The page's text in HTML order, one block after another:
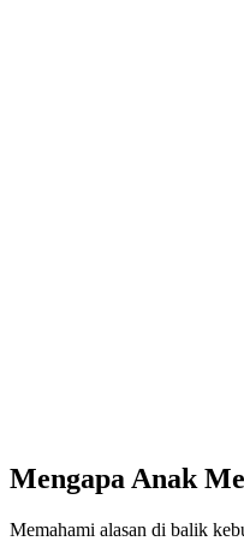
Mengapa Anak
Memahami alasan di balik